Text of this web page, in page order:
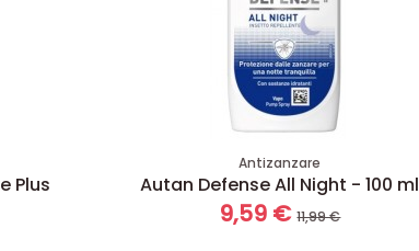
Plus
Antizanzare
Autan Defense All Night - 100 ml
9,59 €11,99 €